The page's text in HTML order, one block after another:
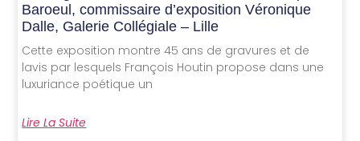
Baroeul, commissaire d’exposition Véronique
Dalle, Galerie Collégiale – Lille
Cette exposition montre 45 ans de gravures et de
lavis par lesquels François Houtin propose dans une
luxuriance poétique un
Lire La Suite